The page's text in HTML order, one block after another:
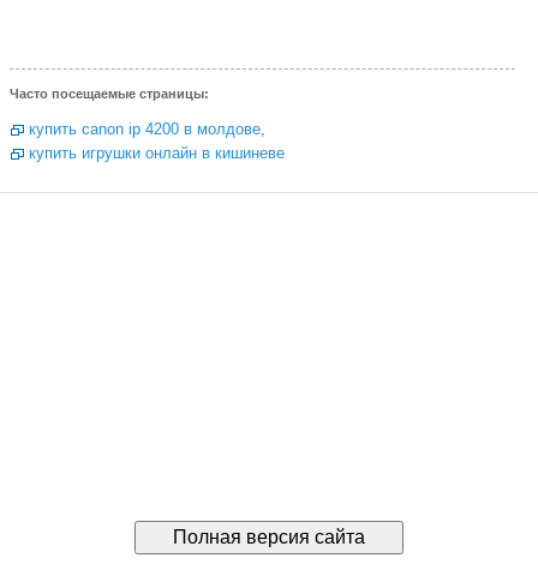
Часто посещаемые страницы:
купить canon ip 4200 в молдове,
купить игрушки онлайн в кишиневе